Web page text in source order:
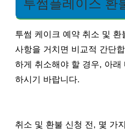
투썸플레이스 환
투썸 케이크 예약 취소 및 환
사항을 거치면 비교적 간단
하게 취소해야 할 경우, 아래
하시기 바랍니다.
취소 및 환불 신청 전, 몇 가